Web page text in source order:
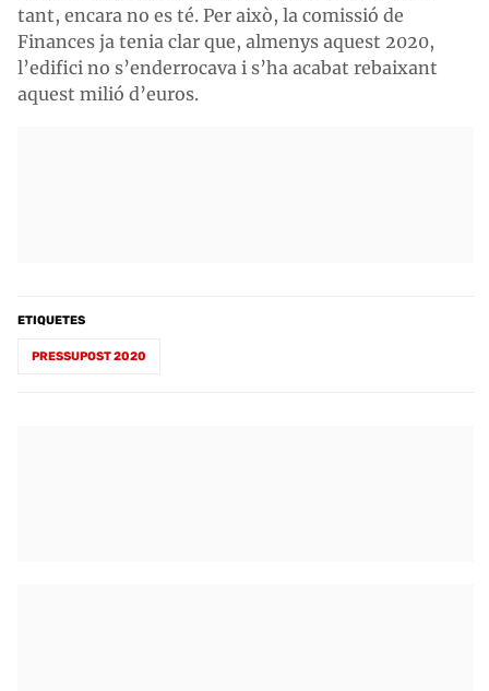
tant, encara no es té. Per això, la comissió de
Finances ja tenia clar que, almenys aquest 2020,
l’edifici no s’enderrocava i s’ha acabat rebaixant
aquest milió d’euros.
ETIQUETES
PRESSUPOST 2020